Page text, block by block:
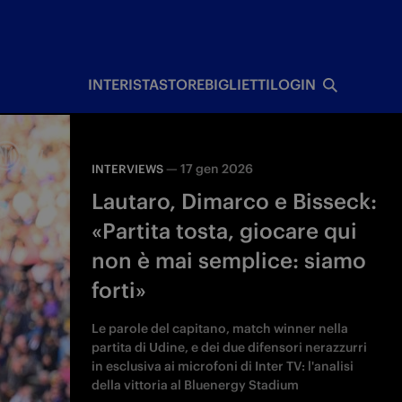
INTERISTASTOREBIGLIETTILOGIN
INTERVIEWS —17 gen 2026
Lautaro, Dimarco e Bisseck:
«Partita tosta, giocare qui
non è mai semplice: siamo
forti»
Le parole del capitano, match winner nella
partita di Udine, e dei due difensori nerazzurri
in esclusiva ai microfoni di Inter TV: l'analisi
della vittoria al Bluenergy Stadium